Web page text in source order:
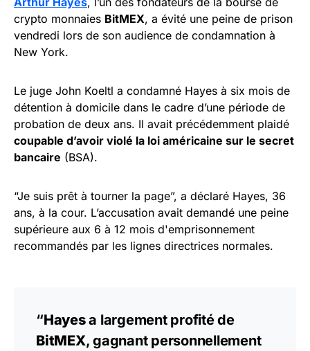
crypto monnaies BitMEX, a évité une peine de prison
vendredi lors de son audience de condamnation à
New York.
Le juge John Koeltl a condamné Hayes à six mois de
détention à domicile dans le cadre d’une période de
probation de deux ans. Il avait précédemment plaidé
coupable d’avoir violé la loi américaine sur le secret
bancaire (BSA).
“Je suis prêt à tourner la page”, a déclaré Hayes, 36
ans, à la cour. L’accusation avait demandé une peine
supérieure aux 6 à 12 mois d'emprisonnement
recommandés par les lignes directrices normales.
“Hayesa largement profité de
BitMEX, gagnant personnellement